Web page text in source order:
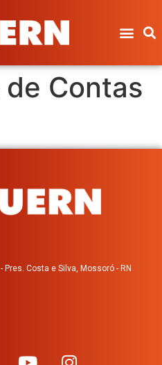
Contas
Pres. Costa e Silva, Mossoró - RN